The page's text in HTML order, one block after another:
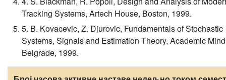
Tracking Systems, Artech House, Boston, 1999.
5. B. Kovacevic, Z. Djurovic, Fundamentals of Stochastic
Systems, Signals and Estimation Theory, Academic
Belgrade, 1999.